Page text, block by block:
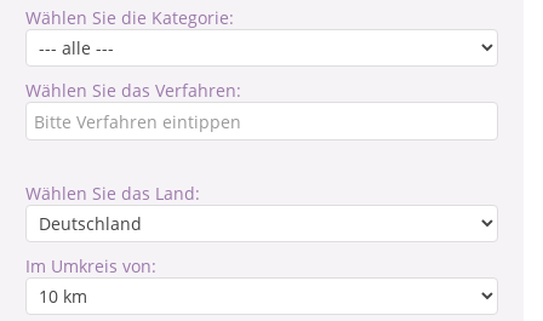
Wählen Sie die Kategorie:
Wählen Sie das Verfahren:
Wählen Sie das Land:
Im Umkreis von: